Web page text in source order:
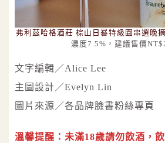
弗利茲哈格酒莊 棕山日晷特級園串選晚
濃度7.5%，建議售價
文字編輯／Alice Lee
主圖設計／Evelyn Lin
圖片來源／各品牌臉書粉絲專頁
溫馨提醒：未滿18歲請勿飲酒，